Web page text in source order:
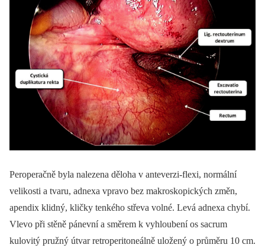
Peroperačně byla nalezena děloha v anteverzi-flexi, normální
velikosti a tvaru, adnexa vpravo bez makroskopických změn,
apendix klidný, kličky tenkého střeva volné. Levá adnexa chybí.
Vlevo při stěně pánevní a směrem k vyhloubení os sacrum
kulovitý pružný útvar retroperitoneálně uložený o průměru 10 cm.